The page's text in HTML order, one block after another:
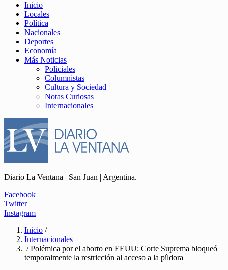
Inicio
Locales
Política
Nacionales
Deportes
Economía
Más Noticias
Policiales
Columnistas
Cultura y Sociedad
Notas Curiosas
Internacionales
Diario La Ventana | San Juan | Argentina.
Facebook
Twitter
Instagram
Inicio /
Internacionales
/ Polémica por el aborto en EEUU: Corte Suprema bloqueó
temporalmente la restricción al acceso a la píldora